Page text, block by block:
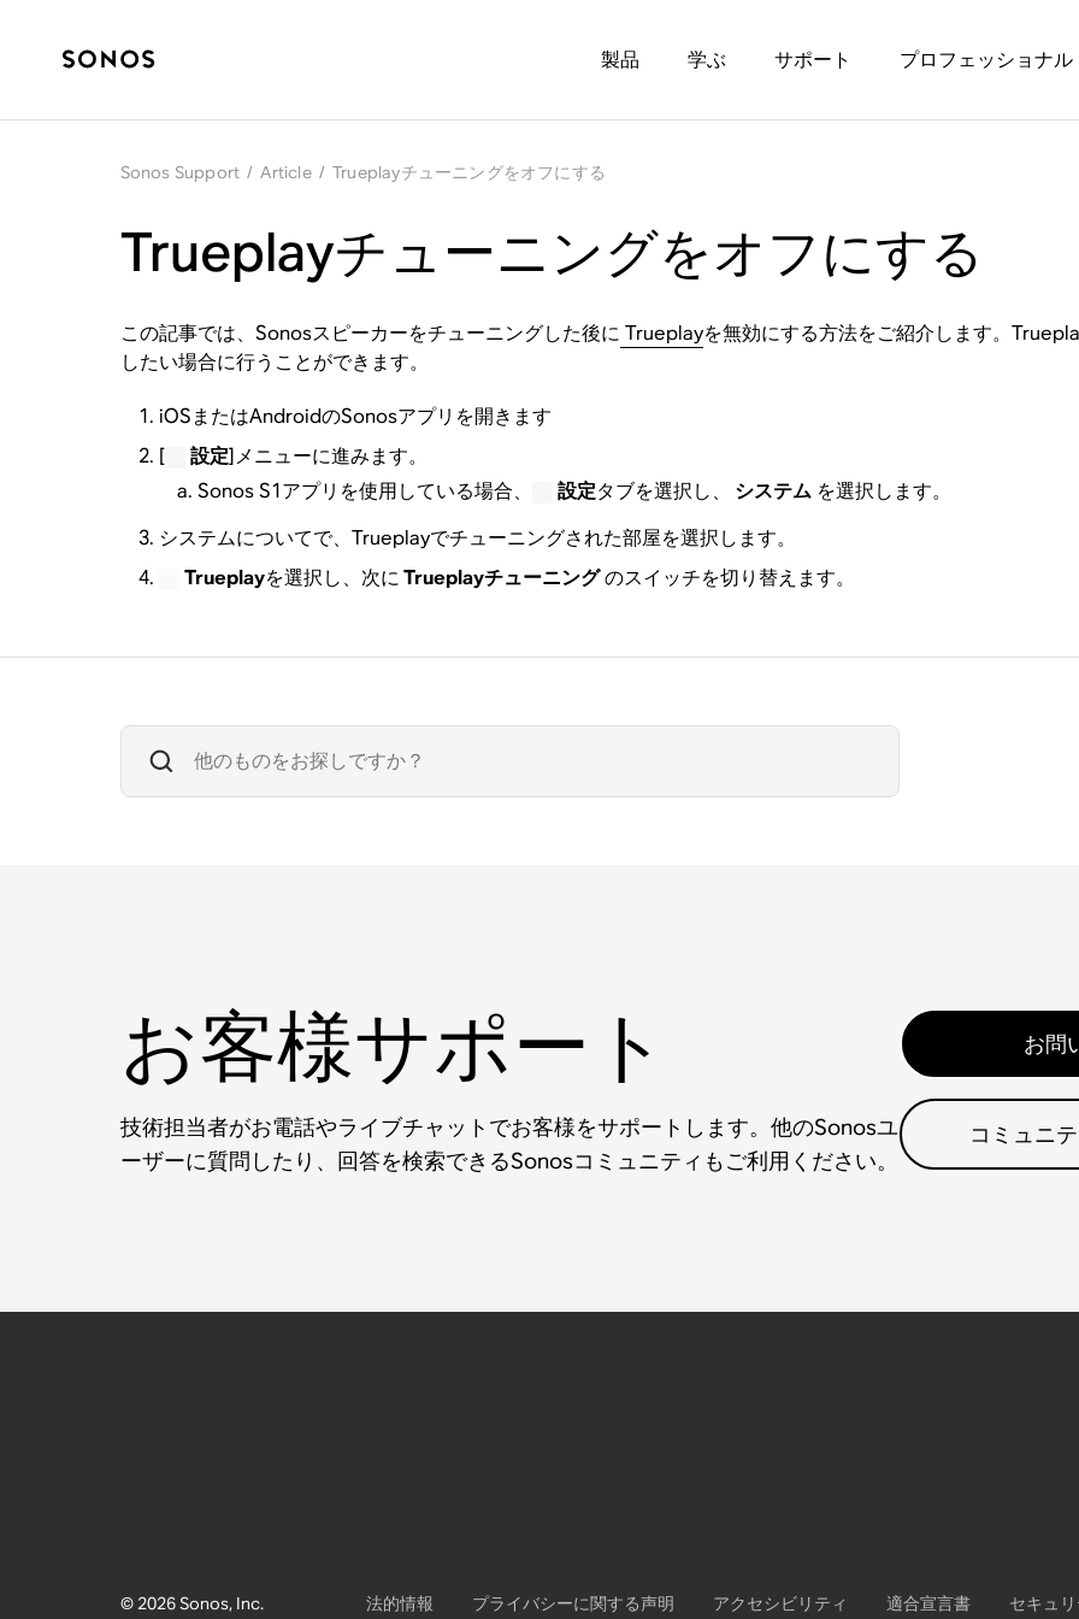
製品 学ぶ サポート プロフェッショナル
Sonos Support / Article / Trueplayチューニングをオフにする
Trueplayチューニングをオフにする
この記事では、Sonosスピーカーをチューニングした後に Trueplayを無効にする方法をご紹介します。
したい場合に行うことができます。
iOSまたはAndroidのSonosアプリを開きます
[
設定]メニューに進みます。
Sonos S1アプリを使用している場合、
設定タブを選択し、 システム を選択します。
システムについてで、Trueplayでチューニングされた部屋を選択します。
Trueplayを選択し、次にTrueplayチューニングのスイッチを切り替えます。
お客様サポート
技術担当者がお電話やライブチャットでお客様をサポートします。他のSonosユ
ーザーに質問したり、回答を検索できるSonosコミュニティもご利用ください。
お問
コミュニ
© 2026 Sonos, Inc. 法的情報 プライバシーに関する声明 アクセシビリティ 適合宣言書 セキュ